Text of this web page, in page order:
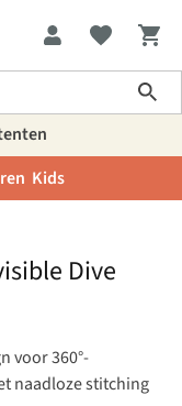
Kids
Dive
voor 360°-
naadloze stitching